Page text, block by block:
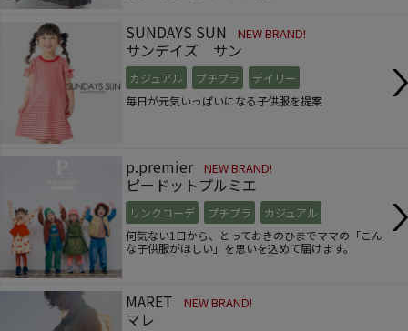
SUNDAYS SUN NEW BRAND!
サンデイズ サン
カジュアル プチプラ
デイリー
毎日が元気いっぱいになる子供服を提案
p.premier NEW BRAND!
ピードットプルミエ
リンクコーデ プチプラ
カジュアル
何気ない1日から、とっておきのひまでママの「こん
な子供服がほしい」を思いを込めて届けます。
MARET NEW BRAND!
マレ